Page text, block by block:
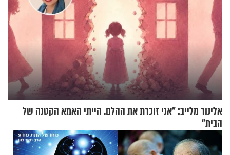
אלינור מלייב: "אני זוכרת את ההלם. הייתי האמא הקטנה של
הבית"